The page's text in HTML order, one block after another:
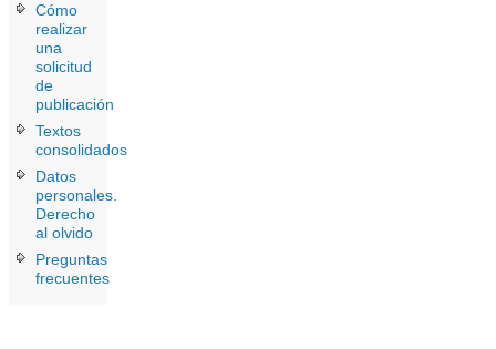
Cómo
realizar
una
solicitud
de
publicación
Textos
consolidados
Datos
personales.
Derecho
al olvido
Preguntas
frecuentes